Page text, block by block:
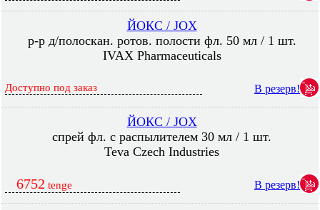
ЙОКС / JOX
р-р д/полоскан. ротов. полости фл. 50 мл / 1 шт.
IVAX Pharmaceuticals
Доступно под заказ В резерв!
ЙОКС / JOX
спрей фл. с распылителем 30 мл / 1 шт.
Teva Czech Industries
6752 tenge В резерв!